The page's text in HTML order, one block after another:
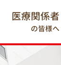
医療関係者
の皆様へ